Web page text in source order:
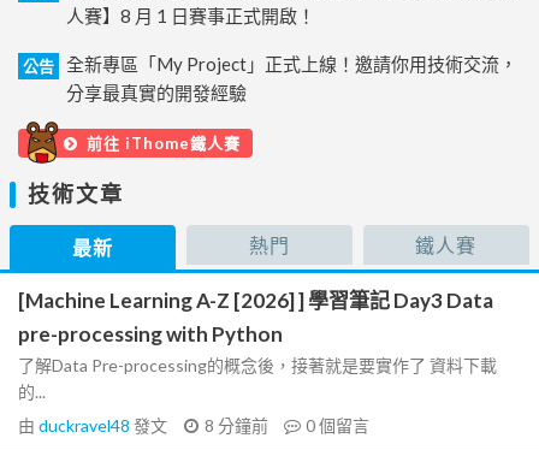
人賽】8 月 1 日賽事正式開啟！
公告
全新專區「My Project」正式上線！邀請你用技術交流，
分享最真實的開發經驗
前往 iThome鐵人賽
技術文章
最新 熱門 鐵人賽
[Machine Learning A-Z [2026] ] 學習筆記 Day3 Data
pre-processing with Python
了解Data Pre-processing的概念後，接著就是要實作了 資料下載
的...
由 duckravel48 發文 8 分鐘前 0個留言